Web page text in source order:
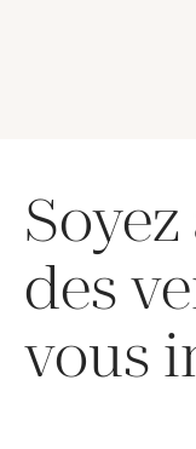
des
vous